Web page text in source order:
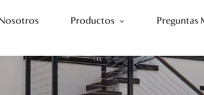
Productos Preguntas